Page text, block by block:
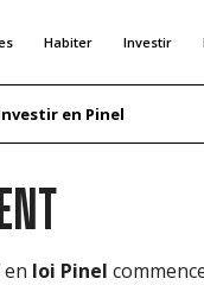
Habiter Investir
en Pinel
loi Pinel